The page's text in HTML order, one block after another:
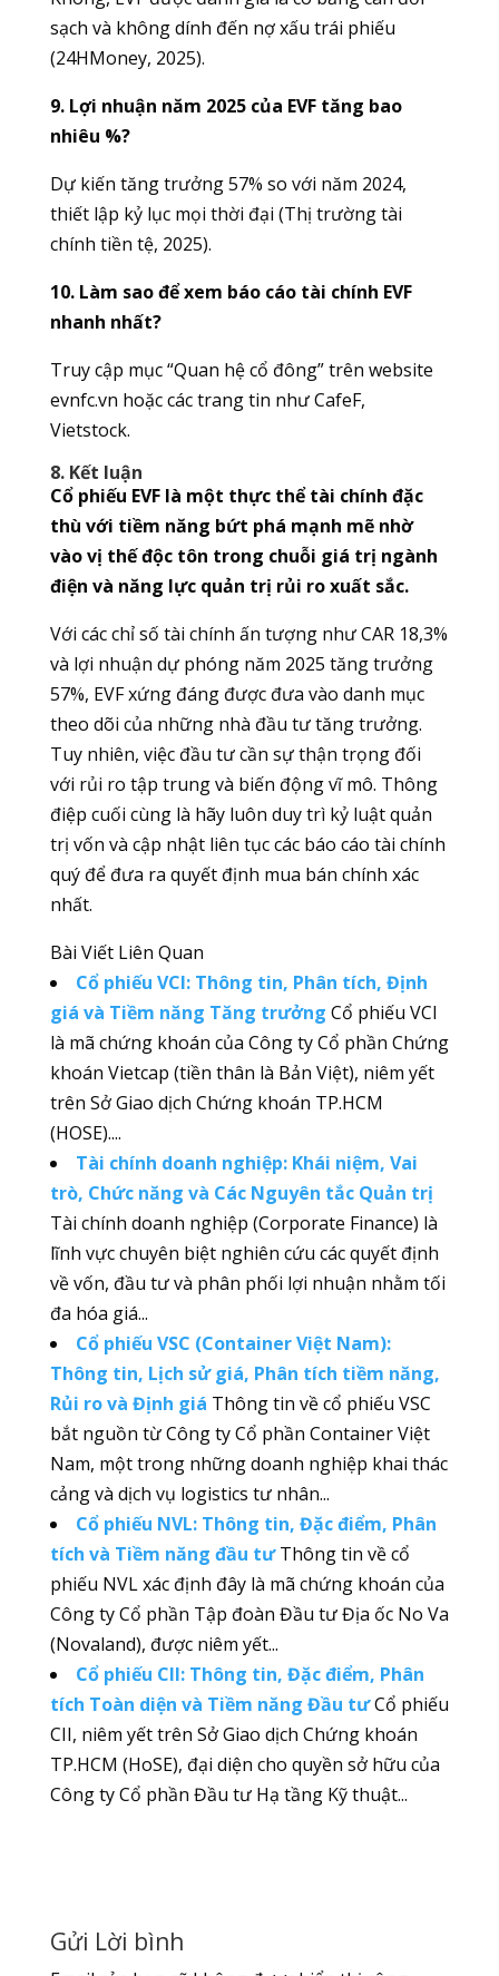
sạch và không dính đến nợ xấu trái phiếu
(24HMoney, 2025).
9. Lợi nhuận năm 2025 của EVF tăng bao
nhiêu %?
Dự kiến tăng trưởng 57% so với năm 2024,
thiết lập kỷ lục mọi thời đại (Thị trường tài
chính tiền tệ, 2025).
10. Làm sao để xem báo cáo tài chính EVF
nhanh nhất?
Truy cập mục “Quan hệ cổ đông” trên website
evnfc.vn hoặc các trang tin như CafeF,
Vietstock.
8. Kết luận
Cổ phiếu EVF là một thực thể tài chính đặc
thù với tiềm năng bứt phá mạnh mẽ nhờ
vào vị thế độc tôn trong chuỗi giá trị ngành
điện và năng lực quản trị rủi ro xuất sắc.
Với các chỉ số tài chính ấn tượng như CAR 18,3%
và lợi nhuận dự phóng năm 2025 tăng trưởng
57%, EVF xứng đáng được đưa vào danh mục
theo dõi của những nhà đầu tư tăng trưởng.
Tuy nhiên, việc đầu tư cần sự thận trọng đối
với rủi ro tập trung và biến động vĩ mô. Thông
điệp cuối cùng là hãy luôn duy trì kỷ luật quản
trị vốn và cập nhật liên tục các báo cáo tài chính
quý để đưa ra quyết định mua bán chính xác
nhất.
Bài Viết Liên Quan
Cổ phiếu VCI: Thông tin, Phân tích, Định
giá và Tiềm năng Tăng trưởng Cổ phiếu VCI
là mã chứng khoán của Công ty Cổ phần Chứng
khoán Vietcap (tiền thân là Bản Việt), niêm yết
trên Sở Giao dịch Chứng khoán TP.HCM
(HOSE)....
Tài chính doanh nghiệp: Khái niệm, Vai
trò, Chức năng và Các Nguyên tắc Quản trị
Tài chính doanh nghiệp (Corporate Finance) là
lĩnh vực chuyên biệt nghiên cứu các quyết định
về vốn, đầu tư và phân phối lợi nhuận nhằm tối
đa hóa giá...
Cổ phiếu VSC (Container Việt Nam):
Thông tin, Lịch sử giá, Phân tích tiềm năng,
Rủi ro và Định giá Thông tin về cổ phiếu VSC
bắt nguồn từ Công ty Cổ phần Container Việt
Nam, một trong những doanh nghiệp khai thác
cảng và dịch vụ logistics tư nhân...
Cổ phiếu NVL: Thông tin, Đặc điểm, Phân
tích và Tiềm năng đầu tư Thông tin về cổ
phiếu NVL xác định đây là mã chứng khoán của
Công ty Cổ phần Tập đoàn Đầu tư Địa ốc No Va
(Novaland), được niêm yết...
Cổ phiếu CII: Thông tin, Đặc điểm, Phân
tích Toàn diện và Tiềm năng Đầu tưCổ phiếu
CII, niêm yết trên Sở Giao dịch Chứng khoán
TP.HCM (HoSE), đại diện cho quyền sở hữu của
Công ty Cổ phần Đầu tư Hạ tầng Kỹ thuật...
Gửi Lời bình